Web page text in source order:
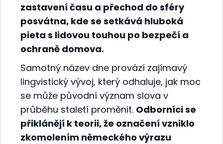
zastavení času a přechod do sféry
posvátna, kde se setkává hluboká
pieta s lidovou touhou po bezpečí a
ochraně domova.
Samotný název dne provází zajímavý
lingvistický vývoj, který odhaluje, jak moc
se může původní význam slova v
průběhu staletí proměnit. Odborníci se
přiklánějí k teorii, že označení vzniklo
zkomolením německého výrazu